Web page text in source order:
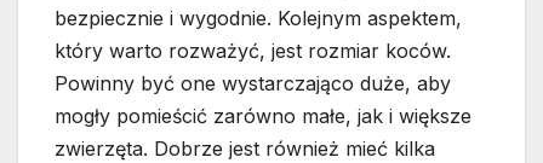
bezpiecznie i wygodnie. Kolejnym aspektem,
który warto rozważyć, jest rozmiar koców.
Powinny być one wystarczająco duże, aby
mogły pomieścić zarówno małe, jak i większe
zwierzęta. Dobrze jest również mieć kilka